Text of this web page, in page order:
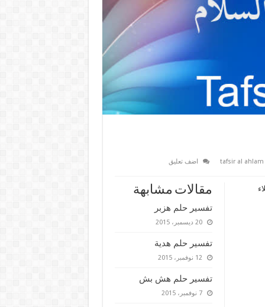
اضف تعليق
مقالات مشابهة
تفسير حلم هزبر
20 ديسمبر، 2015
تفسير حلم هدية
12 نوفمبر، 2015
تفسير حلم هش بش
7 نوفمبر، 2015